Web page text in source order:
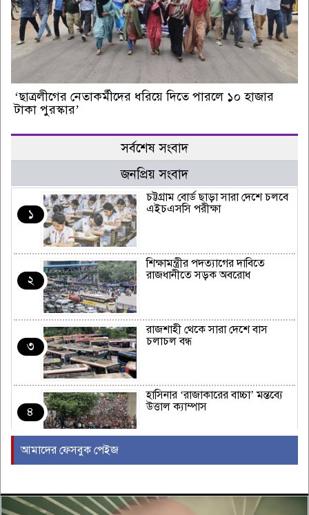
‘ছাত্রলীগের নেতাকর্মীদের ধরিয়ে দিতে পারলে ১০ হাজার
টাকা পুরস্কার’
সর্বশেষ সংবাদ
জনপ্রিয় সংবাদ
১
চট্টগ্রাম বোর্ড ছাড়া সারা দেশে চলবে
এইচএসসি পরীক্ষা
২
শিক্ষামন্ত্রীর পদত্যাগের দাবিতে
রাজধানীতে সড়ক অবরোধ
৩
রাজশাহী থেকে সারা দেশে বাস
চলাচল বন্ধ
৪
হাসিনার ‘রাজাকারের বাচ্চা’ মন্তব্যে
উত্তাল ক্যাম্পাস
ইরাকের নবনির্বাচিত প্রধানমন্ত্রীর সঙ্গে
আমাদের ফেসবুক পেইজ